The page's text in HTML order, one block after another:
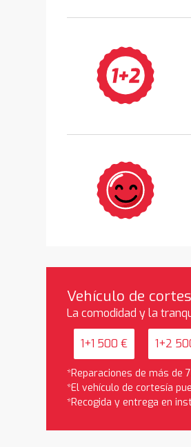
Vehículo de
La comodidad y la
1+1 500 € 1+2
*Reparaciones de más de
*El vehículo de cortesía
*Recogida y entrega en